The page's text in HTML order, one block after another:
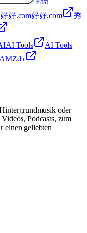
好好.com好好.com
秀
Tools
AI Tools
AMZdir
oder
Podcasts, zum
einen geliebten